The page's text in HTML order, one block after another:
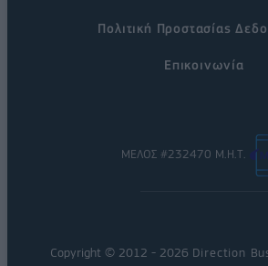
Πολιτική Προστασίας
Επικοινωνία
ΜΕΛΟΣ #232470 Μ.Η.Τ.
Copyright © 2012 - 2026 Direction